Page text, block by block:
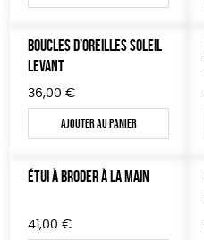
BOUCLES D’OREILLES SOLEIL
LEVANT
36,00 €
Ajouter au panier
ÉTUI À BRODER À LA MAIN
41,00 €